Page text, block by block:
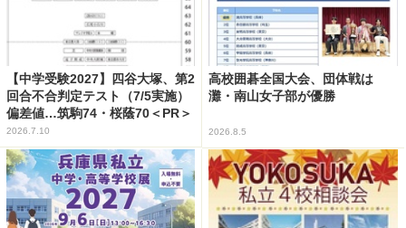
【中学受験2027】四谷大塚、第2
回合不合判定テスト（7/5実施）
偏差値…筑駒74・桜蔭70＜PR＞
2026.7.10
高校囲碁全国大会、団体戦は
灘・南山女子部が優勝
2026.8.5